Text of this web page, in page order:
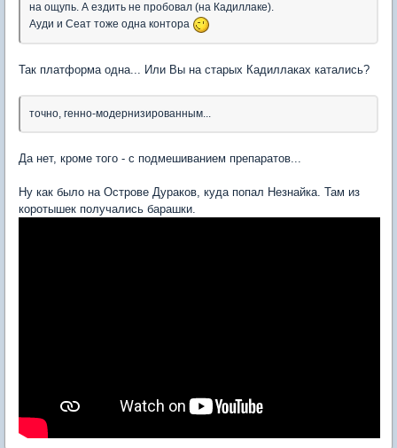
на ощупь. А ездить не пробовал (на Кадиллаке).
Ауди и Сеат тоже одна контора
Так платформа одна... Или Вы на старых Кадиллаках катались?
точно, генно-модернизированным...
Да нет, кроме того - с подмешиванием препаратов...
Ну как было на Острове Дураков, куда попал Незнайка. Там из
коротышек получались барашки.